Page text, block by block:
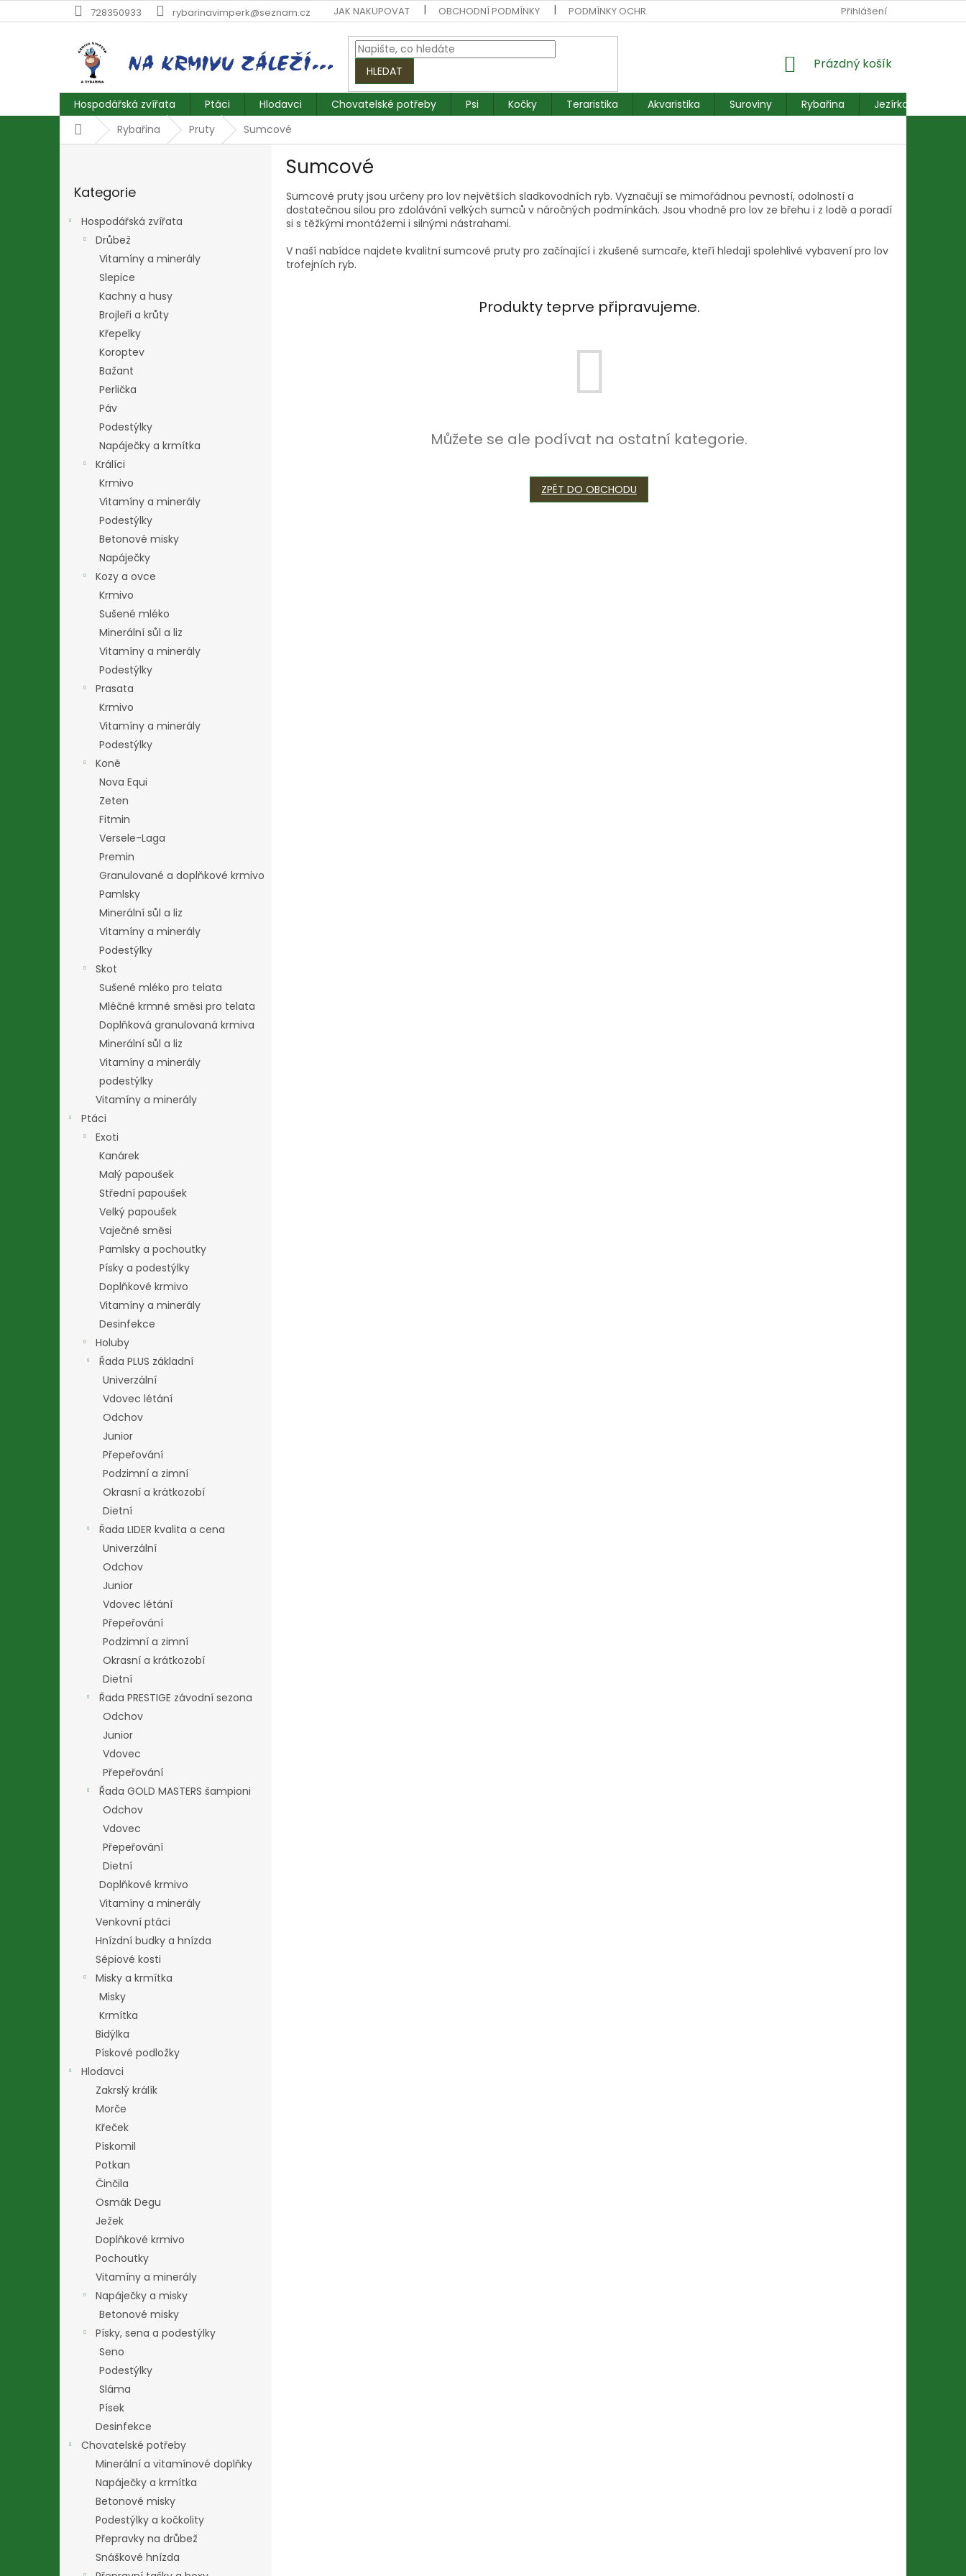
na
728350933 rybarinavimperk@seznam.cz JAK NAKUPOVAT OBCHODNÍ PODMÍNKY PODMÍNKY OCHRANY OSOBNÍCH ÚDAJŮ REKLAMACE FORMULÁŘ
Přihlášení
HLEDAT
NÁKUPNÍ
Prázdný košík
Hospodářská zvířata Ptáci Hlodavci Chovatelské potřeby Psi Kočky Teraristika Akvaristika Suroviny Rybařina
Jezírkové ryby
DomůRybařina Pruty Sumcové
kategorie
Kategorie
Hospodářská zvířata
Drůbež
Vitamíny a minerály
Slepice
Kachny a husy
Brojleři a krůty
Křepelky
Koroptev
Bažant
Perlička
Páv
Podestýlky
Napáječky a krmítka
Králíci
Krmivo
Vitamíny a minerály
Podestýlky
Betonové misky
Napáječky
Kozy a ovce
Krmivo
Sušené mléko
Minerální sůl a liz
Vitamíny a minerály
Podestýlky
Prasata
Krmivo
Vitamíny a minerály
Podestýlky
Koně
Nova Equi
Zeten
Fitmin
Versele-Laga
Premin
Granulované a doplňkové krmivo
Pamlsky
Minerální sůl a liz
Vitamíny a minerály
Podestýlky
Skot
Sušené mléko pro telata
Mléčné krmné směsi pro telata
Doplňková granulovaná krmiva
Minerální sůl a liz
Vitamíny a minerály
podestýlky
Vitamíny a minerály
Ptáci
Exoti
Kanárek
Malý papoušek
Střední papoušek
Velký papoušek
Vaječné směsi
Pamlsky a pochoutky
Písky a podestýlky
Doplňkové krmivo
Vitamíny a minerály
Desinfekce
Holuby
Řada PLUS základní
Univerzální
Vdovec létání
Odchov
Junior
Přepeřování
Podzimní a zimní
Okrasní a krátkozobí
Dietní
Řada LIDER kvalita a cena
Univerzální
Odchov
Junior
Vdovec létání
Přepeřování
Podzimní a zimní
Okrasní a krátkozobí
Dietní
Řada PRESTIGE závodní sezona
Odchov
Junior
Vdovec
Přepeřování
Řada GOLD MASTERS šampioni
Odchov
Vdovec
Přepeřování
Dietní
Doplňkové krmivo
Vitamíny a minerály
Venkovní ptáci
Hnízdní budky a hnízda
Sépiové kosti
Misky a krmítka
Misky
Krmítka
Bidýlka
Pískové podložky
Hlodavci
Zakrslý králík
Morče
Křeček
Pískomil
Potkan
Činčila
Osmák Degu
Ježek
Doplňkové krmivo
Pochoutky
Vitamíny a minerály
Napáječky a misky
Betonové misky
Písky, sena a podestýlky
Seno
Podestýlky
Sláma
Písek
Desinfekce
Chovatelské potřeby
Minerální a vitamínové doplňky
Napáječky a krmítka
Betonové misky
Podestýlky a kočkolity
Přepravky na drůbež
Snáškové hnízda
Sumcové
Sumcové pruty jsou určeny pro lov největších sladkovodních ryb. Vyznačují se mimořádnou pevností, odolností a
dostatečnou silou pro zdolávání velkých sumců v náročných podmínkách. Jsou vhodné pro lov ze břehu i z lodě a poradí
si s těžkými montážemi i silnými nástrahami.
V naší nabídce najdete kvalitní sumcové pruty pro začínající i zkušené sumcaře, kteří hledají spolehlivé vybavení pro lov
trofejních ryb.
Produkty teprve připravujeme.
Můžete se ale podívat na ostatní kategorie.
ZPĚT DO OBCHODU